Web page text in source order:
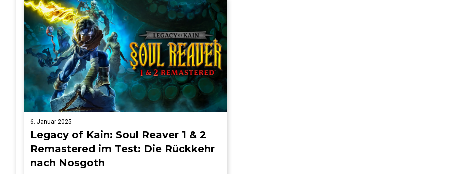
6. Januar 2025
Legacy of Kain: Soul Reaver 1 & 2
Remastered im Test: Die Rückkehr
nach Nosgoth